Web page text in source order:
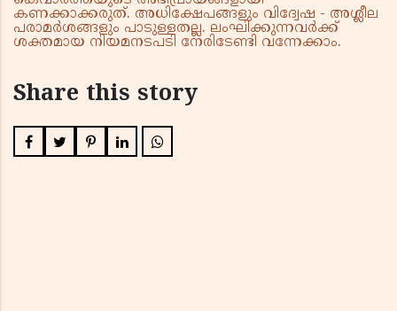
കണക്കാക്കരുത്. അധിക്ഷേപങ്ങളും വിദ്വേഷ - അശ്ലീല
പരാമർശങ്ങളും പാടുള്ളതല്ല. ലംഘിക്കുന്നവർക്ക്
ശക്തമായ നിയമനടപടി നേരിടേണ്ടി വന്നേക്കാം.
Share this story